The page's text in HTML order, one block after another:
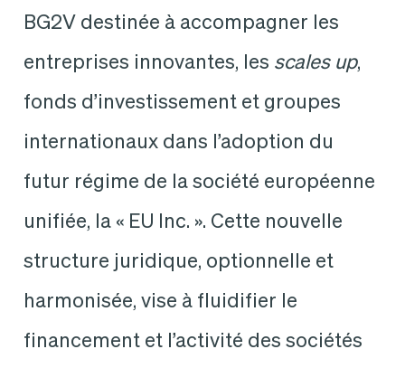
BG2V destinée à accompagner les
entreprises innovantes, les scales up,
fonds d’investissement et groupes
internationaux dans l’adoption du
futur régime de la société européenne
unifiée, la « EU Inc. ». Cette nouvelle
structure juridique, optionnelle et
harmonisée, vise à fluidifier le
financement et l’activité des sociétés